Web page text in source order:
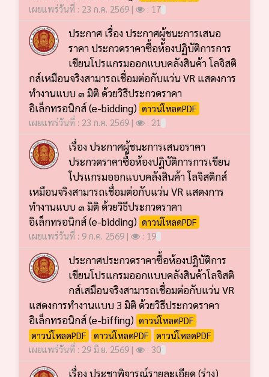
เผยแพร่วันที่ : 23 ก.ค. 2569 |
: 17
ประกาศ เรื่อง ประกาศผู้ชนะการเสนอ
ราคา ประกวดราคาซื้อห้องปฏิบัติการการ
เขียนโปรแกรมออกแบบคลังสินค้า โลจิสติ
กส์เหมือนจริงสามารถเชื่อมต่อกับแว่น VR แสดงการ
ทำงานแบบ ๓ มิติ ด้วยวิธีประกวดราคา
อิเล็กทรอนิกส์ (e-bidding) ดาวน์โหลดPDF
เผยแพร่วันที่ : 23 ก.ค. 2569 |
: 21
เรื่อง ประกาศผู้ชนะการเสนอราคา
ประกวดราคาซื้อห้องปฏิบัติการการเขียน
โปรแกรมออกแบบคลังสินค้า โลจิสติกส์
เหมือนจริงสามารถเชื่อมต่อกับแว่น VR แสดงการ
ทำงานแบบ ๓ มิติ ด้วยวิธีประกวดราคา
อิเล็กทรอนิกส์ (e-bidding) ดาวน์โหลดPDF
เผยแพร่วันที่ : 9 ก.ค. 2569 |
: 19
ประกาศประกวดราคาซื้อห้องปฎิบัติการ
เขียนโปรแกรมออกแบบคลังสินค้าโลจิสติ
กส์เสมือนจริงสามารถเชื่อมต่อกับแว่น VR
แสดงการทำงานแบบ 3 มิติ ด้วยวิธีประกวดราคา
อิเล็กทรอนิกส์ (e-biffing) ดาวน์โหลดPDF
ดาวน์โหลดPDF
ดาวน์โหลดPDF
ดาวน์โหลดPDF
เผยแพร่วันที่ : 29 มิ.ย. 2569 |
: 30
เรื่อง ประชาพิจารณ์รายละเอียด (ร่าง)